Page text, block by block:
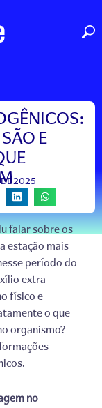
E
2025
falar sobre os
estação mais
período do
extra
físico e
o que
organismo?
no